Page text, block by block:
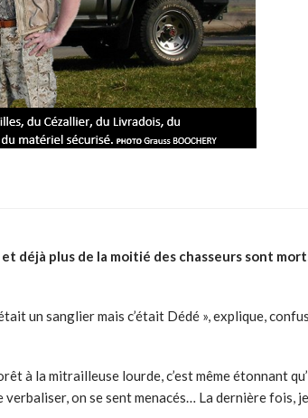
déjà plus de la moitié des chasseurs sont
un sanglier mais c’était Dédé », explique,
à la mitrailleuse lourde, c’est même étonnant
on se sent menacés… La dernière fois,